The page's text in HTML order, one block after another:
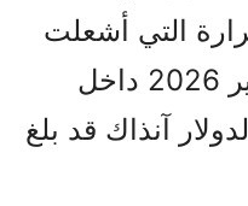
التي أشعلت
الانتفاضة العامة في يناير 2026 داخل
آنذاك قد بلغ